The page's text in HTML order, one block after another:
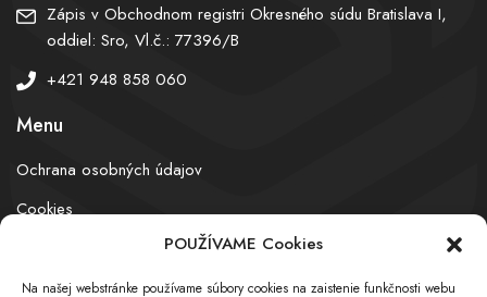
POUŽÍVAME Cookies
Na našej webstránke používame súbory cookies na zaistenie funkčnosti webu
Zápis v Obchodnom registri Okresného súdu Bratislava I,
oddiel: Sro, Vl.č.: 77396/B
+421 948 858 060
Menu
Ochrana osobných údajov
Cookies